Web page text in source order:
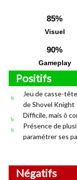
85%
Visuel
90%
Gameplay
Positifs
Jeu de casse-
de Shovel Knight
Difficile, mais ô
Présence de
paramétrer ses
Négatifs